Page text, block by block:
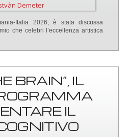
Italia 2026, è stata discussa
che celebri l’eccellenza artistica
BRAIN”, IL
IL